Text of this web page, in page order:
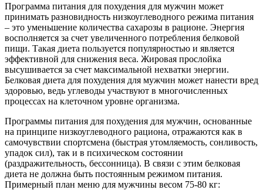
Программа питания для похудения для мужчин может
принимать разновидность низкоуглеводного режима питания
– это уменьшение количества сахарозы в рационе. Энергия
восполняется за счет увеличенного потребления белковой
пищи. Такая диета пользуется популярностью и является
эффективной для снижения веса. Жировая прослойка
высушивается за счет максимальной нехватки энергии.
Белковая диета для похудения для мужчин может нанести вред
здоровью, ведь углеводы участвуют в многочисленных
процессах на клеточном уровне организма.
Программы питания для похудения для мужчин, основанные
на принципе низкоуглеводного рациона, отражаются как в
самочувствии спортсмена (быстрая утомляемость, сонливость,
упадок сил), так и в психическом состоянии
(раздражительность, бессонница). В связи с этим белковая
диета не должна быть постоянным режимом питания.
Примерный план меню для мужчины весом 75-80 кг: